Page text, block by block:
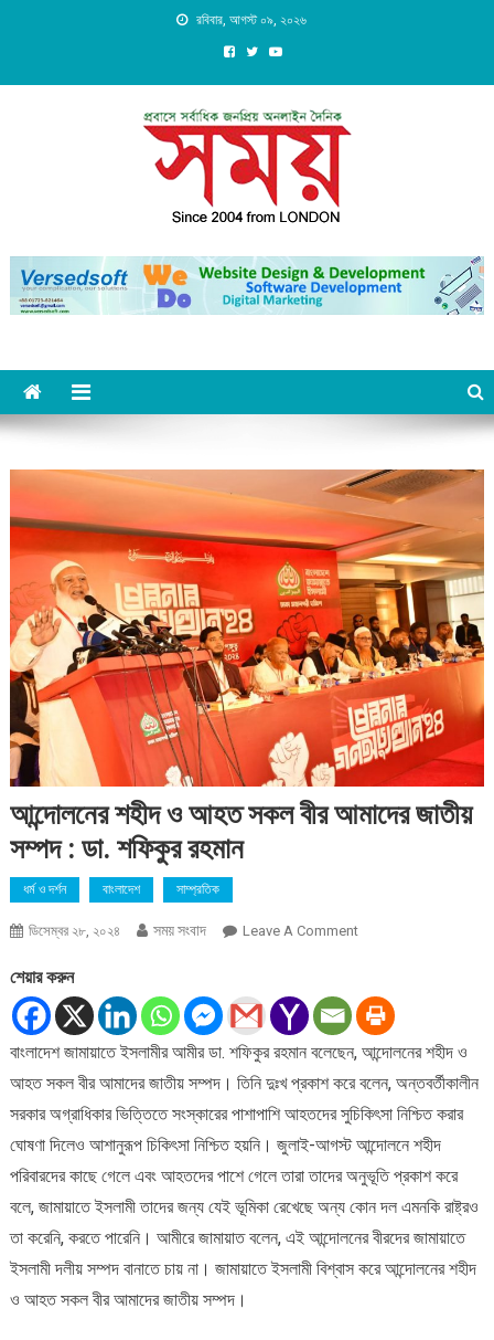
রবিবার, আগস্ট ০৯, ২০২৬
Daily Shomoy, Since 2004
from LONDON
আন্দোলনের শহীদ ও আহত সকল বীর আমাদের জাতীয়
সম্পদ : ডা. শফিকুর রহমান
ধর্ম ও দর্শন বাংলাদেশ সাম্প্রতিক
ডিসেম্বর ২৮, ২০২৪ সময় সংবাদ Leave A CommentOn
ও
আহত
সকল
বীর
আমাদের
সম্পদ
:
ডা.
শফিকুর
শেয়ার করুন
বাংলাদেশ জামায়াতে ইসলামীর আমীর ডা. শফিকুর রহমান বলেছেন, আন্দোলনের শহীদ ও
আহত সকল বীর আমাদের জাতীয় সম্পদ। তিনি দুঃখ প্রকাশ করে বলেন, অন্তবর্তীকালীন
সরকার অগ্রাধিকার ভিত্তিতে সংস্কারের পাশাপাশি আহতদের সুচিকিৎসা নিশ্চিত করার
ঘোষণা দিলেও আশানুরূপ চিকিৎসা নিশ্চিত হয়নি। জুলাই-আগস্ট আন্দোলনে শহীদ
পরিবারদের কাছে গেলে এবং আহতদের পাশে গেলে তারা তাদের অনুভূতি প্রকাশ করে
বলে, জামায়াতে ইসলামী তাদের জন্য যেই ভূমিকা রেখেছে অন্য কোন দল এমনকি রাষ্ট্রও
তা করেনি, করতে পারেনি। আমীরে জামায়াত বলেন, এই আন্দোলনের বীরদের জামায়াতে
ইসলামী দলীয় সম্পদ বানাতে চায় না। জামায়াতে ইসলামী বিশ্বাস করে আন্দোলনের শহীদ
ও আহত সকল বীর আমাদের জাতীয় সম্পদ।